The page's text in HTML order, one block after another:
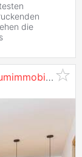
die
Exklusives Alpen-Apartment – Ihre Traumimmobilie in Serfaus-